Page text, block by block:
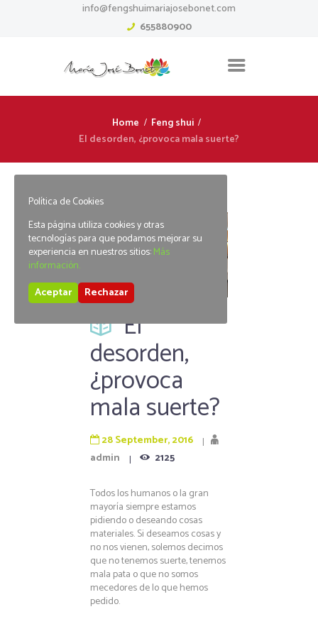
info@fengshuimariajosebonet.com
655880900
Home
Feng shui
El desorden, ¿provoca mala suerte?
El
desorden,
¿provoca
mala suerte?
28 September, 2016
admin
2125
Todos los humanos o la gran
mayoría siempre estamos
pidiendo o deseando cosas
materiales. Si deseamos cosas y
no nos vienen, solemos decimos
que no tenemos suerte, tenemos
mala pata o que no somos
mecedores de lo que hemos
pedido.
Política de Cookies
Esta página utiliza cookies y otras
tecnologías para que podamos mejorar su
experiencia en nuestros sitios:Más
información.
Aceptar
Rechazar